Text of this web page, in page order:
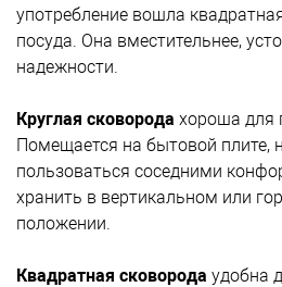
употребление вошла
посуда. Она вместительнее,
надежности.
Круглая сковорода хороша для
Помещается на бытовой плите,
пользоваться соседними
хранить в вертикальном или
положении.
Квадратная сковорода удобна